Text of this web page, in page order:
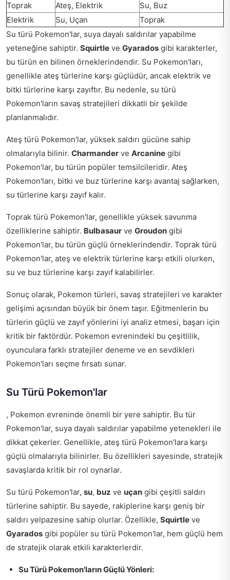
Toprak
Ateş, Elektrik
Su, Buz
Elektrik
Su, Uçan
Toprak
Su türü Pokemon'lar, suya dayalı saldırılar yapabilme
yeteneğine sahiptir. Squirtle ve Gyarados gibi karakterler,
bu türün en bilinen örneklerindendir. Su Pokemon'ları,
genellikle ateş türlerine karşı güçlüdür, ancak elektrik ve
bitki türlerine karşı zayıftır. Bu nedenle, su türü
Pokemon'ların savaş stratejileri dikkatli bir şekilde
planlanmalıdır.
Ateş türü Pokemon'lar, yüksek saldırı gücüne sahip
olmalarıyla bilinir. Charmander ve Arcanine gibi
Pokemon'lar, bu türün popüler temsilcileridir. Ateş
Pokemon'ları, bitki ve buz türlerine karşı avantaj sağlarken,
su türlerine karşı zayıf kalır.
Toprak türü Pokemon'lar, genellikle yüksek savunma
özelliklerine sahiptir. Bulbasaur ve Groudon gibi
Pokemon'lar, bu türün güçlü örneklerindendir. Toprak türü
Pokemon'lar, ateş ve elektrik türlerine karşı etkili olurken,
su ve buz türlerine karşı zayıf kalabilirler.
Sonuç olarak, Pokemon türleri, savaş stratejileri ve karakter
gelişimi açısından büyük bir önem taşır. Eğitmenlerin bu
türlerin güçlü ve zayıf yönlerini iyi analiz etmesi, başarı için
kritik bir faktördür. Pokemon evrenindeki bu çeşitlilik,
oyunculara farklı stratejiler deneme ve en sevdikleri
Pokemon'ları seçme fırsatı sunar.
Su Türü Pokemon'lar
, Pokemon evreninde önemli bir yere sahiptir. Bu tür
Pokemon'lar, suya dayalı saldırılar yapabilme yetenekleri ile
dikkat çekerler. Genellikle, ateş türü Pokemon'lara karşı
güçlü olmalarıyla bilinirler. Bu özellikleri sayesinde, stratejik
savaşlarda kritik bir rol oynarlar.
Su türü Pokemon'lar, su, buz ve uçan gibi çeşitli saldırı
türlerine sahiptir. Bu sayede, rakiplerine karşı geniş bir
saldırı yelpazesine sahip olurlar. Özellikle, Squirtle ve
Gyarados gibi popüler su türü Pokemon'lar, hem güçlü hem
de stratejik olarak etkili karakterlerdir.
Su Türü Pokemon'ların Güçlü Yönleri: